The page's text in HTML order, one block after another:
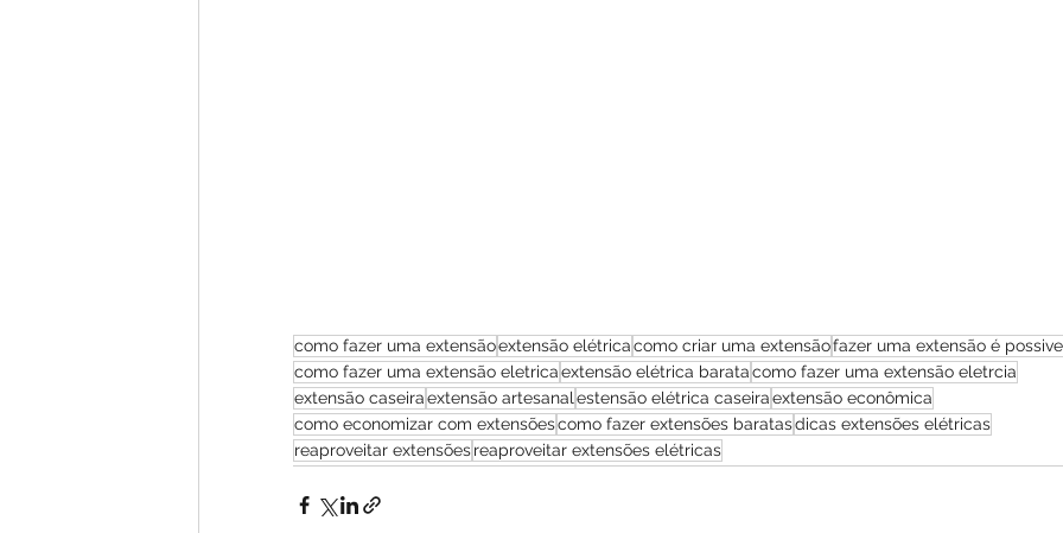
como fazer uma extensãoextensão elétricacomo criar uma extensãofazer uma extensão é
como fazer uma extensão eletricaextensão elétrica baratacomo fazer uma extensão eletrcia
extensão caseiraextensão artesanal estensão elétrica caseiraextensão econômica
como economizar com extensõescomo fazer extensões baratasdicas extensões elétricas
reaproveitar extensõesreaproveitar extensões elétricas